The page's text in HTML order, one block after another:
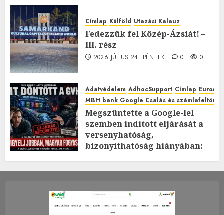
Címlap Külföld Utazási Kalauz
Fedezzük fel Közép-Ázsiát! –
III. rész
2026.JÚLIUS.24. PÉNTEK. 0 0
Adatvédelem AdhocSupport Címlap
MBH bank Google Csalás és
Megszüntette a Google-lel
szemben indított eljárását a
versenyhatóság,
bizonyíthatóság hiányában:
2026.JÚLIUS.23. CSÜTÖRTÖK.
0